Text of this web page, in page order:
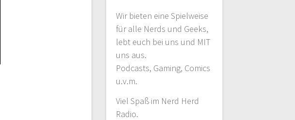
Wir bieten eine Spielweise
für alle Nerds und Geeks,
lebt euch bei uns und MIT
uns aus.
Podcasts, Gaming, Comics
u.v.m.
Viel Spaß im Nerd Herd
Radio.